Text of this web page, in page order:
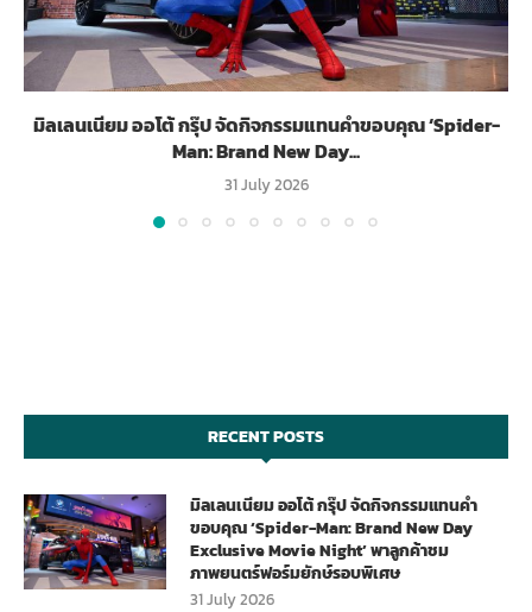
มิลเลนเนียม ออโต้ กรุ๊ป จัดกิจกรรมแทนคำขอบคุณ ‘Spider-
Man: Brand New Day...
31 July 2026
RECENT POSTS
มิลเลนเนียม ออโต้ กรุ๊ป จัดกิจกรรมแทนคำ
ขอบคุณ ‘Spider-Man: Brand New Day
Exclusive Movie Night’ พาลูกค้าชม
ภาพยนตร์ฟอร์มยักษ์รอบพิเศษ
31 July 2026